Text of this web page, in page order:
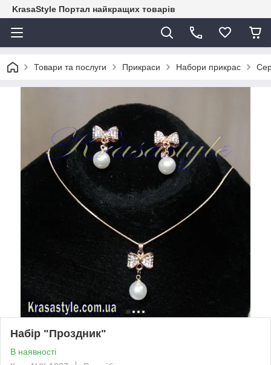
KrasaStyle Портал найкращих товарів
Товари та послуги Прикраси Набори прикрас
Набір "Проздник"
В наявності